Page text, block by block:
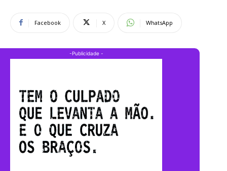
Facebook X WhatsApp
-Publicidade -